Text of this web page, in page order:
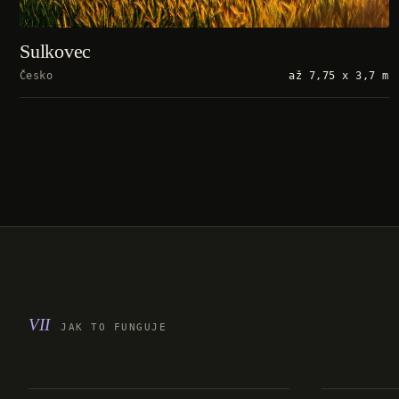
Sulkovec
Česko až 7,75 x 3,7 m
JAK TO FUNGUJE